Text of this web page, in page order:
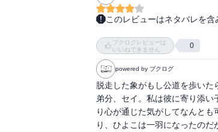
す》象色p.85
【グレゴリー】たぶんフタコブ
【見城市動植物園】閑散とし
【ケント君】鷹待山のカピバラ
【幸一】おじさん。桃くんの？
【コータロー】グレービーシマ
【ココ】ダチョウの雌、十六歳
【小酒井】山西市動物公園の飼
【骨軟骨異形成症】スコティ
この病気の症状なのだとか。
このレビューはネタバレを含
間抜けな遺伝子詐欺にあった中
醜態を隠すために日本に送った
を計画するが、詐欺を仕掛けた
世間にさらす為の策略を仕掛け
には楓ケ丘動物園の精鋭（事件
が向かう・・・そして前代未聞
ブクログレビューは
いいねできません
0
powered by ブクログ
脱走した象がもし公道を歩い
弟分、セイ。私は彼に寄り添
り心が通じた気がしてなんと
り、ひよこは一羽になったの